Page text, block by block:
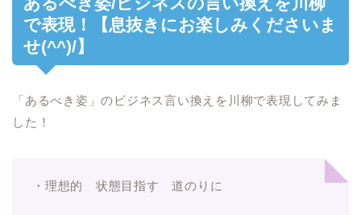
で表現！【息抜きにお楽しみくださいま
せ(^^)/】
「あるべき姿」のビジネス言い換えを川柳で表現してみま
した！
・理想的 状態目指す 道のりに